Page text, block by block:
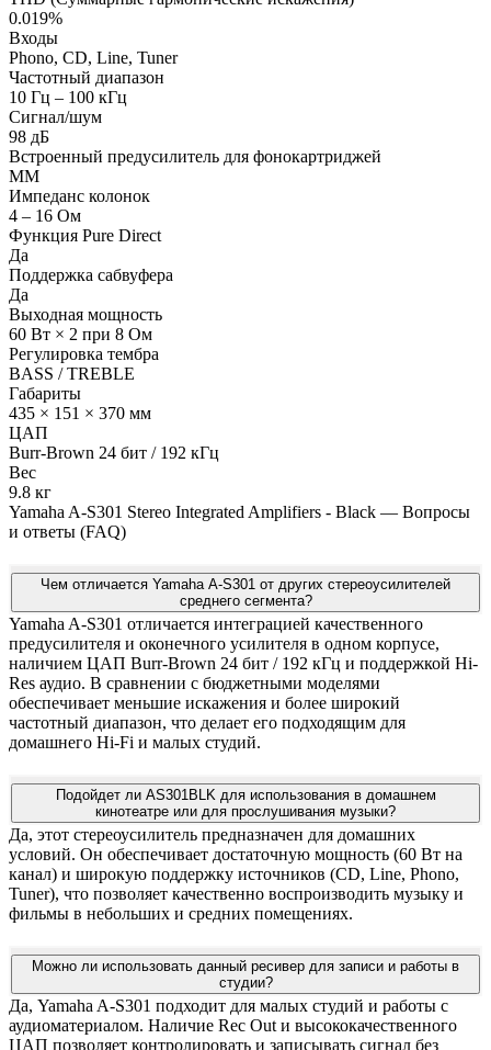
0.019%
Входы
Phono, CD, Line, Tuner
Частотный диапазон
10 Гц – 100 кГц
Сигнал/шум
98 дБ
Встроенный предусилитель для фонокартриджей
MM
Импеданс колонок
4 – 16 Ом
Функция Pure Direct
Да
Поддержка сабвуфера
Да
Выходная мощность
60 Вт × 2 при 8 Ом
Регулировка тембра
BASS / TREBLE
Габариты
435 × 151 × 370 мм
ЦАП
Burr-Brown 24 бит / 192 кГц
Вес
9.8 кг
Yamaha A-S301 Stereo Integrated Amplifiers - Black — Вопросы
и ответы (FAQ)
Чем отличается Yamaha A-S301 от других стереоусилителей
среднего сегмента?
Yamaha A-S301 отличается интеграцией качественного
предусилителя и оконечного усилителя в одном корпусе,
наличием ЦАП Burr-Brown 24 бит / 192 кГц и поддержкой Hi-
Res аудио. В сравнении с бюджетными моделями
обеспечивает меньшие искажения и более широкий
частотный диапазон, что делает его подходящим для
домашнего Hi-Fi и малых студий.
Подойдет ли AS301BLK для использования в домашнем
кинотеатре или для прослушивания музыки?
Да, этот стереоусилитель предназначен для домашних
условий. Он обеспечивает достаточную мощность (60 Вт на
канал) и широкую поддержку источников (CD, Line, Phono,
Tuner), что позволяет качественно воспроизводить музыку и
фильмы в небольших и средних помещениях.
Можно ли использовать данный ресивер для записи и работы в
студии?
Да, Yamaha A-S301 подходит для малых студий и работы с
аудиоматериалом. Наличие Rec Out и высококачественного
ЦАП позволяет контролировать и записывать сигнал без